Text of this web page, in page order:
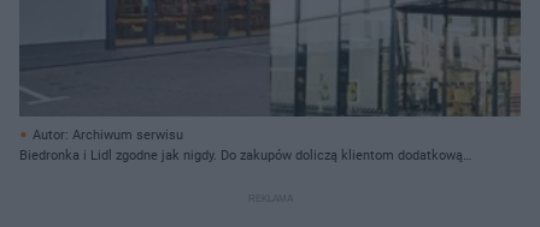
Autor: Archiwum serwisu
Biedronka i Lidl zgodne jak nigdy. Do zakupów doliczą klientom dodatkową